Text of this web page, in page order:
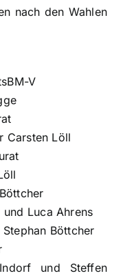
nach den Wahlen
V
Carsten Löll
Luca Ahrens
Böttcher
und Steffen